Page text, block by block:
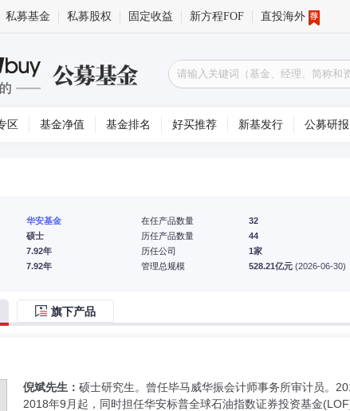
私募基金 私募股权 固定收益 新方程FOF 直投海外
区 基金净值 基金排名 好买推荐 新基发行 公募研报
华安基金
硕士
7.92年
7.92年
在任产品数量
32
历任产品数量
44
历任公司
1家
管理总规模
528.21亿元 (2026-06-30)
旗下产品
倪斌先生： 硕士研究生。曾任毕马威华振会计师事务所审计员。
2018年9月起，同时担任华安标普全球石油指数证券投资基金